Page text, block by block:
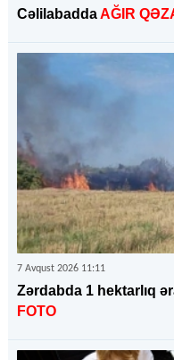
CəlilabaddaAĞIR
7 Avqust 2026 11:11
Zərdabda 1 hektarlıq
FOTO